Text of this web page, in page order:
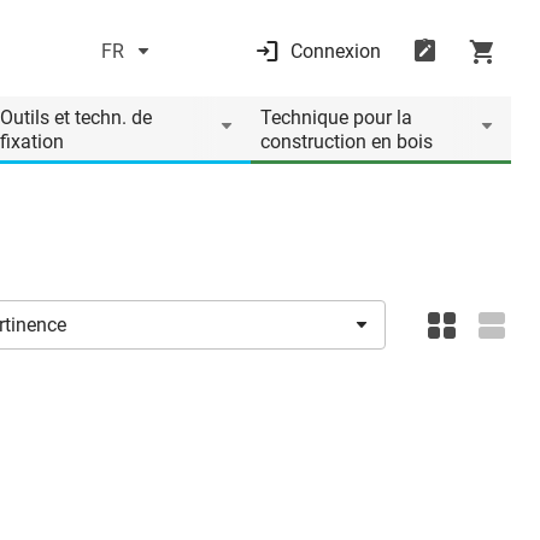
FR Connexion
Outils et techn. de
fixation
Technique pour la
construction en bois